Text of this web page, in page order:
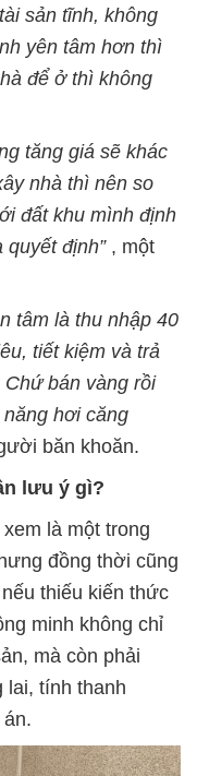
sản tĩnh, không
yên tâm hơn thì
để ở thì không
tăng giá sẽ khác
nhà thì nên so
đất khu mình định
định” , một
tâm là thu nhập 40
tiết kiệm và trả
bán vàng rồi
hơi căng
băn khoăn.
lưu ý gì?
là một trong
đồng thời cũng
thiếu kiến thức
minh không chỉ
mà còn phải
tính thanh